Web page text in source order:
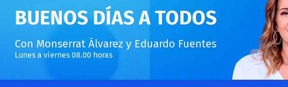
BUENOS DÍAS A TODOS
Con Monserrat Álvarez y Eduardo Fuentes
Lunes a viernes 08.00 horas